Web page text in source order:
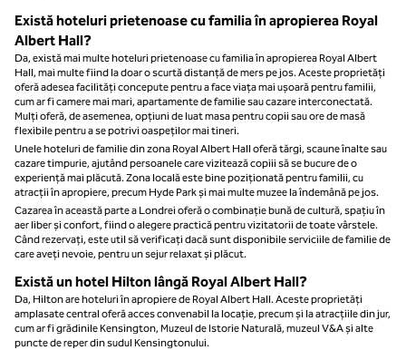
Există hoteluri prietenoase cu familia în apropierea Royal
Albert Hall?
Da, există mai multe hoteluri prietenoase cu familia în apropierea Royal Albert
Hall, mai multe fiind la doar o scurtă distanță de mers pe jos. Aceste proprietăți
oferă adesea facilități concepute pentru a face viața mai ușoară pentru familii,
cum ar fi camere mai mari, apartamente de familie sau cazare interconectată.
Mulți oferă, de asemenea, opțiuni de luat masa pentru copii sau ore de masă
flexibile pentru a se potrivi oaspeților mai tineri.
Unele hoteluri de familie din zona Royal Albert Hall oferă tărgi, scaune înalte sau
cazare timpurie, ajutând persoanele care vizitează copiii să se bucure de o
experiență mai plăcută. Zona locală este bine poziționată pentru familii, cu
atracții în apropiere, precum Hyde Park și mai multe muzee la îndemână pe jos.
Cazarea în această parte a Londrei oferă o combinație bună de cultură, spațiu în
aer liber și confort, fiind o alegere practică pentru vizitatorii de toate vârstele.
Când rezervați, este util să verificați dacă sunt disponibile serviciile de familie de
care aveți nevoie, pentru un sejur relaxat și plăcut.
Există un hotel Hilton lângă Royal Albert Hall?
Da, Hilton are hoteluri în apropiere de Royal Albert Hall. Aceste proprietăți
amplasate central oferă acces convenabil la locație, precum și la atracțiile din jur,
cum ar fi grădinile Kensington, Muzeul de Istorie Naturală, muzeul V&A și alte
puncte de reper din sudul Kensingtonului.